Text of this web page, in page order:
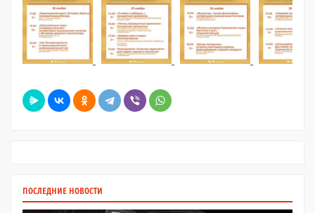
ПОСЛЕДНИЕ НОВОСТИ